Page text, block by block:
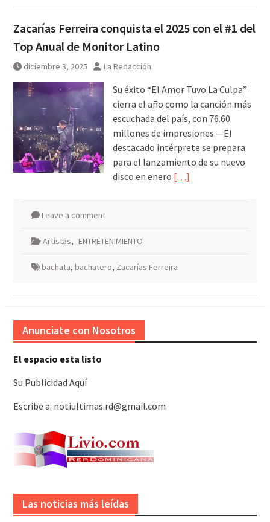
Zacarías Ferreira conquista el 2025 con el #1 del
Top Anual de Monitor Latino
diciembre 3, 2025 La Redacción
Su éxito “El Amor Tuvo La Culpa”
cierra el año como la canción más
escuchada del país, con 76.60
millones de impresiones.—El
destacado intérprete se prepara
para el lanzamiento de su nuevo
disco en enero […]
Leave a comment
Artistas, ENTRETENIMIENTO
bachata, bachatero, Zacarías Ferreira
Anunciate con Nosotros
El espacio esta listo
Su Publicidad Aquí
Escribe a: notiultimas.rd@gmail.com
Las noticias más leídas